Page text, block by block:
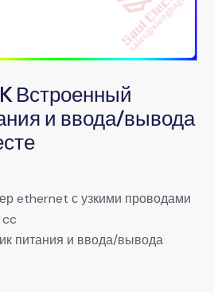
Встроенный
и ввода/вывода
ethernet с узкими проводами
питания и ввода/вывода